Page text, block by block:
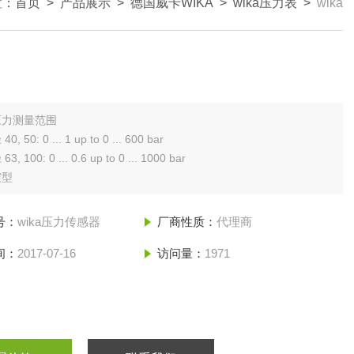
首页 > 产品展示 > 德国威卡WIKA > wika压力表 > wika
测量范围
40, 50: 0 ... 1 up to 0 ... 600 bar
63, 100: 0 ... 0.6 up to 0 ... 1000 bar
：wika压力传感器 厂商性质： 代理商
2017-07-16 访问量： 1971